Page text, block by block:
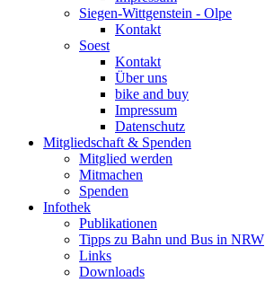
Siegen-Wittgenstein - Olpe
Kontakt
Soest
Kontakt
Über uns
bike and buy
Impressum
Datenschutz
Mitgliedschaft & Spenden
Mitglied werden
Mitmachen
Spenden
Infothek
Publikationen
Tipps zu Bahn und Bus in NRW
Links
Downloads